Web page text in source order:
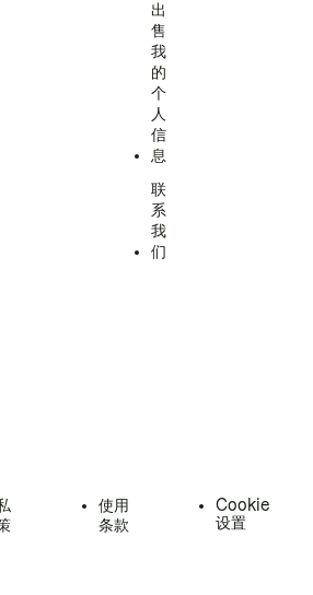
出
售
我
的
个
人
信
息
联
系
我
们
使用
条款
Cookie
设置